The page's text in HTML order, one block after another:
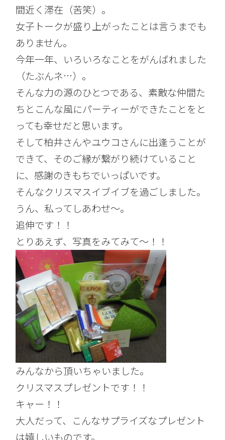
間近く滞在（苦笑）。
女子トークが盛り上がったことは言うまでも
ありません。
今年一年、いろいろなことをがんばれました
（たぶんネ…）。
そんな力の源のひとつである、素敵な仲間た
ちとこんな風にパーティーができたことをと
っても幸せだと思います。
そして柏井さんやユウコさんに出逢うことが
できて、そのご縁が繋がり続けていること
に、感謝のきもちでいっぱいです。
そんなクリスマスイブイブを過ごしました。
うん、私ってしあわせ～。
追伸です！！
とりあえず、写真をみてみて～！！
みんなから頂いちゃいました。
クリスマスプレゼントです！！
キャー！！
大人だって、こんなサプライズなプレゼント
は嬉しいものです。